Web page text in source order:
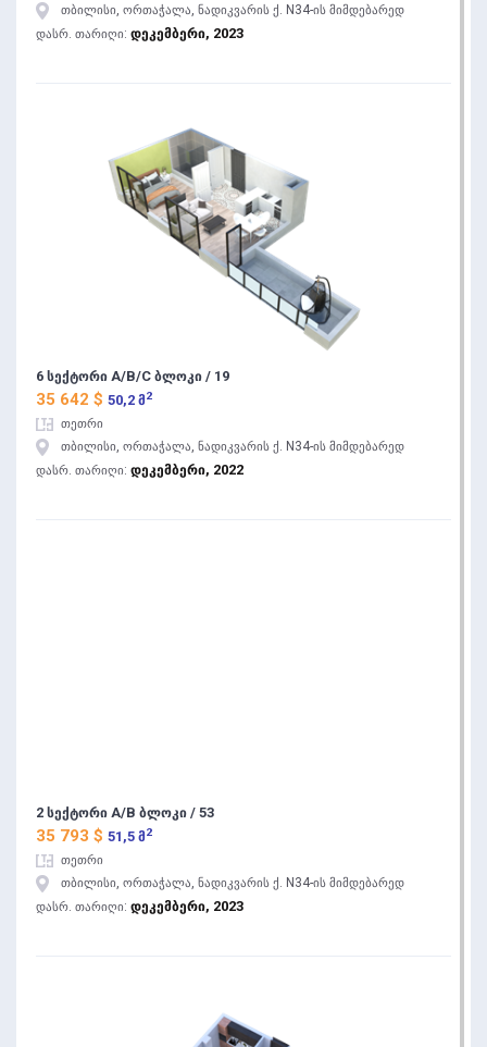
თბილისი, ორთაჭალა, ნადიკვარის ქ. N34-ის მიმდებარედ
დასრ. თარიღი: დეკემბერი, 2023
6 სექტორი A/B/C ბლოკი / 19
35 642 $ 50,2 მ 2
თეთრი
თბილისი, ორთაჭალა, ნადიკვარის ქ. N34-ის მიმდებარედ
დასრ. თარიღი: დეკემბერი, 2022
2 სექტორი A/B ბლოკი / 53
35 793 $ 51,5 მ 2
თეთრი
თბილისი, ორთაჭალა, ნადიკვარის ქ. N34-ის მიმდებარედ
დასრ. თარიღი: დეკემბერი, 2023